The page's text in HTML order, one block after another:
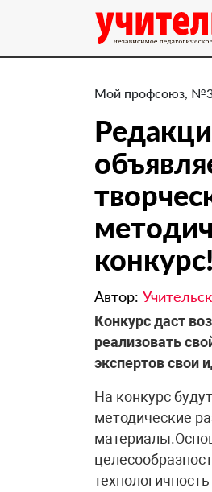
Мой профсоюз,
конкурс!
Автор:
Конкурс даст
реализовать
экспертов свои
На конкурс
методические